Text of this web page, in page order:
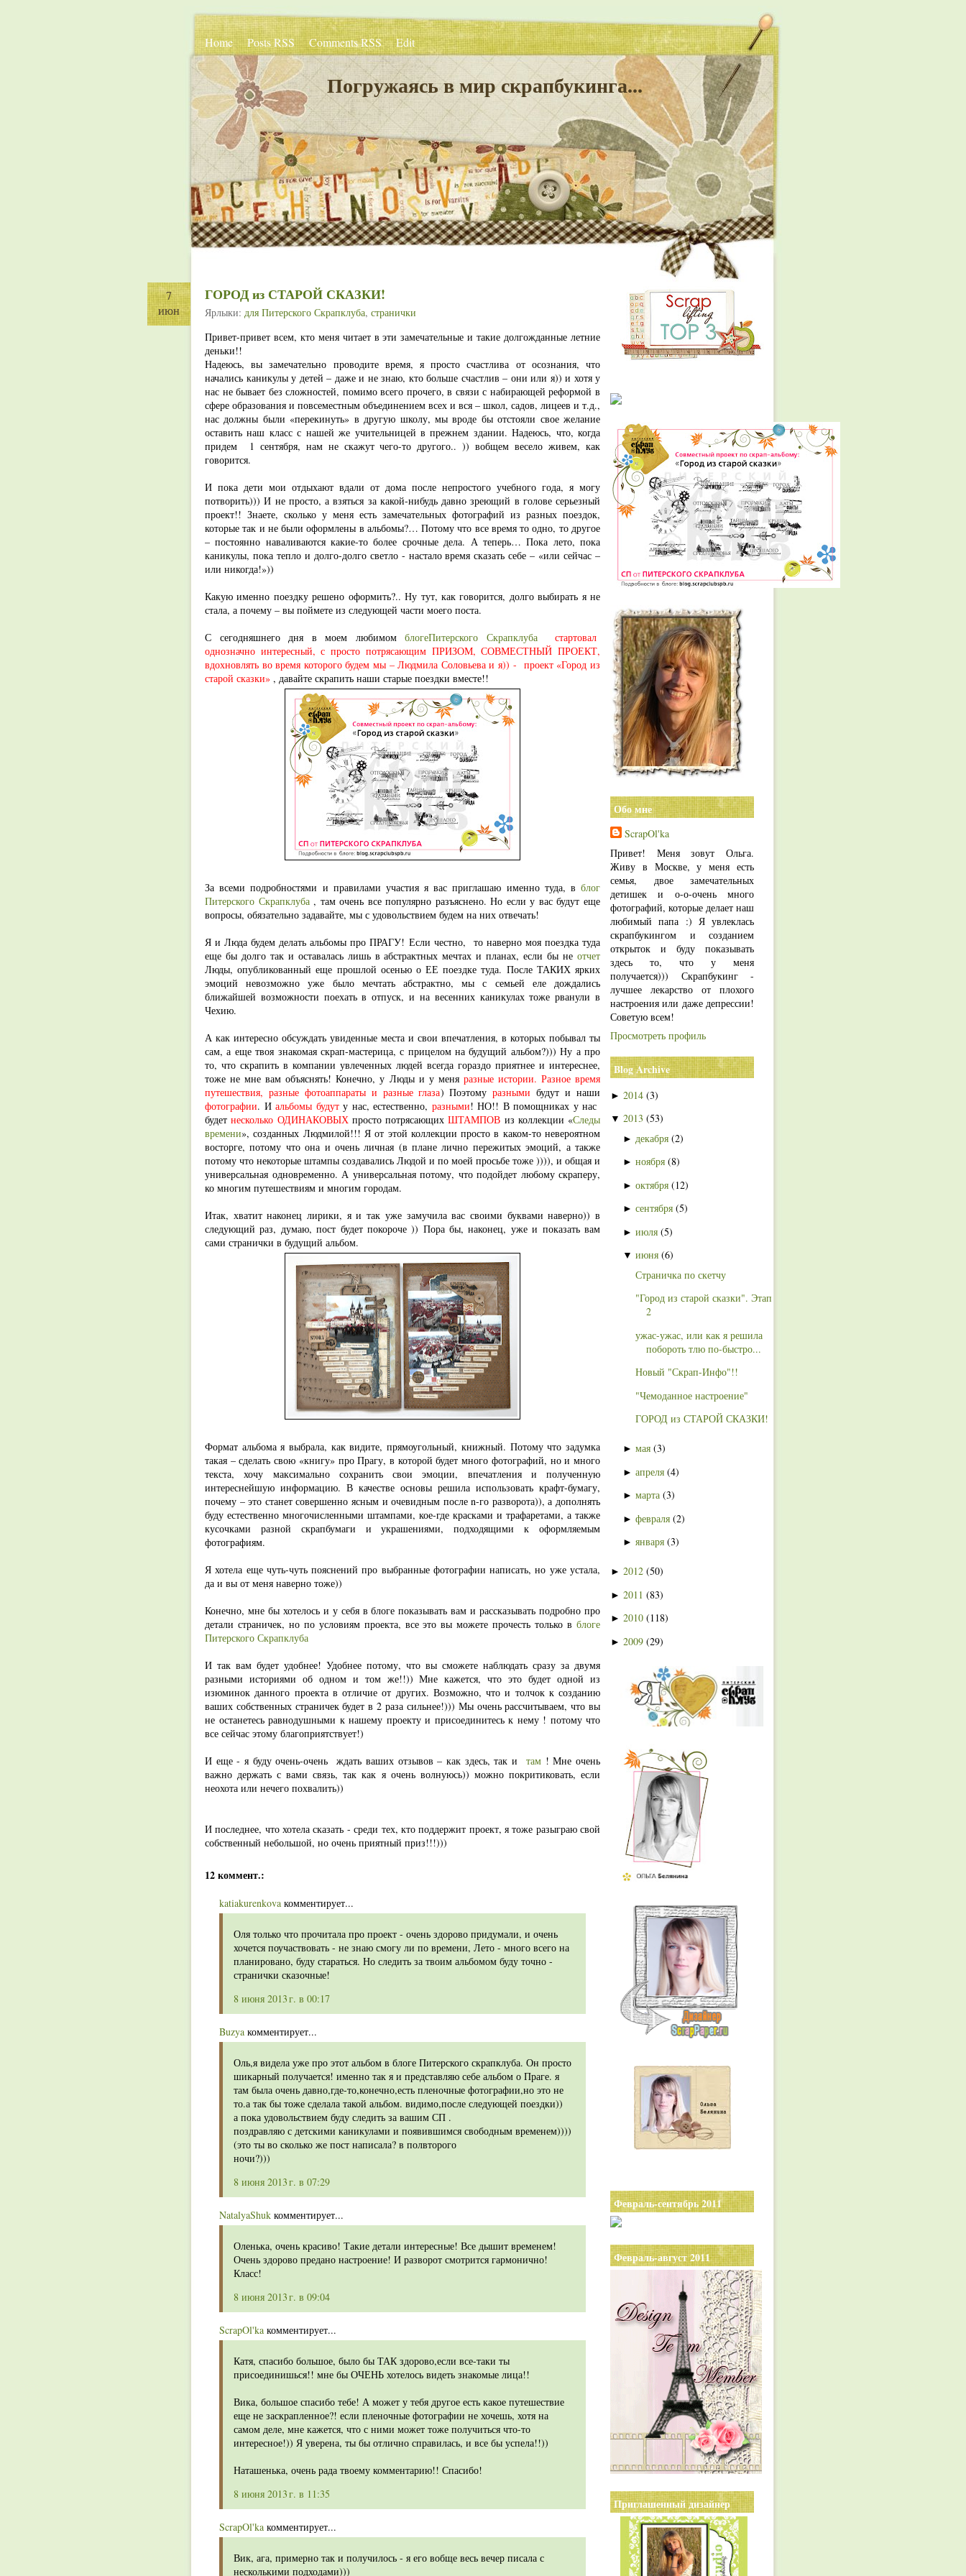
Home Posts RSS Comments RSS Edit
Погружаясь в мир скрапбукинга...
7
июн
7
июн
ГОРОД из СТАРОЙ СКАЗКИ!
Ярлыки: для Питерского Скрапклуба, странички
Привет-привет всем, кто меня читает в эти замечательные и такие долгожданные летние
деньки!!
Надеюсь, вы замечательно проводите время, я просто счастлива от осознания, что
начались каникулы у детей – даже и не знаю, кто больше счастлив – они или я)) и хотя у
нас не бывает без сложностей, помимо всего прочего, в связи с набирающей реформой в
сфере образования и повсеместным объединением всех и вся – школ, садов, лицеев и т.д.,
нас должны были «перекинуть» в другую школу, мы вроде бы отстояли свое желание
оставить наш класс с нашей же учительницей в прежнем здании. Надеюсь, что, когда
придем 1 сентября, нам не скажут чего-то другого.. )) вобщем весело живем, как
говорится.
И пока дети мои отдыхают вдали от дома после непростого учебного года, я могу
потворить))) И не просто, а взяться за какой-нибудь давно зреющий в голове серьезный
проект!! Знаете, сколько у меня есть замечательных фотографий из разных поездок,
которые так и не были оформлены в альбомы?… Потому что все время то одно, то другое
– постоянно наваливаются какие-то более срочные дела. А теперь… Пока лето, пока
каникулы, пока тепло и долго-долго светло - настало время сказать себе – «или сейчас –
или никогда!»))
Какую именно поездку решено оформить?.. Ну тут, как говорится, долго выбирать я не
стала, а почему – вы поймете из следующей части моего поста.
С сегодняшнего дня в моем любимомблогеПитерского Скрапклубастартовал
однозначно интересный, с просто потрясающим ПРИЗОМ, СОВМЕСТНЫЙ ПРОЕКТ,
вдохновлять во время которого будем мы – Людмила Соловьева и я)) - проект «Город из
старой сказки» , давайте скрапить наши старые поездки вместе!!
За всеми подробностями и правилами участия я вас приглашаю именно туда, в блог
Питерского Скрапклуба, там очень все популярно разъяснено. Но если у вас будут еще
вопросы, обязательно задавайте, мы с удовольствием будем на них отвечать!
Я и Люда будем делать альбомы про ПРАГУ! Если честно, то наверно моя поездка туда
еще бы долго так и оставалась лишь в абстрактных мечтах и планах, если бы не отчет
Люды, опубликованный еще прошлой осенью о ЕЕ поездке туда. После ТАКИХ ярких
эмоций невозможно уже было мечтать абстрактно, мы с семьей еле дождались
ближайшей возможности поехать в отпуск, и на весенних каникулах тоже рванули в
Чехию.
А как интересно обсуждать увиденные места и свои впечатления, в которых побывал ты
сам, а еще твоя знакомая скрап-мастерица, с прицелом на будущий альбом?))) Ну а про
то, что скрапить в компании увлеченных людей всегда гораздо приятнее и интереснее,
тоже не мне вам объяснять! Конечно, у Люды и у меня разные истории. Разное время
путешествия, разные фотоаппараты и разные глаза) Поэтомуразными будут и наши
фотографии. И альбомы будут у нас, естественно, разными! НО!! В помощниках у нас
будетнесколько ОДИНАКОВЫХ просто потрясающихШТАМПОВ из коллекции «Следы
времени», созданных Людмилой!!! Я от этой коллекции просто в каком-то невероятном
восторге, потому что она и очень личная (в плане лично пережитых эмоций, а также
потому что некоторые штампы создавались Людой и по моей просьбе тоже )))), и общая и
универсальная одновременно. А универсальная потому, что подойдет любому скраперу,
ко многим путешествиям и многим городам.
Итак, хватит наконец лирики, я и так уже замучила вас своими буквами наверно)) в
следующий раз, думаю, пост будет покороче )) Пора бы, наконец, уже и показать вам
сами странички в будущий альбом.
Формат альбома я выбрала, как видите, прямоугольный, книжный. Потому что задумка
такая – сделать свою «книгу» про Прагу, в которой будет много фотографий, но и много
текста, хочу максимально сохранить свои эмоции, впечатления и полученную
интереснейшую информацию. В качестве основы решила использовать крафт-бумагу,
почему – это станет совершенно ясным и очевидным послеn-го разворота)), а дополнять
буду естественно многочисленными штампами, кое-где красками и трафаретами, а также
кусочками разной скрапбумаги и украшениями, подходящими к оформляемым
фотографиям.
Я хотела еще чуть-чуть пояснений про выбранные фотографии написать, но уже устала,
да и вы от меня наверно тоже))
Конечно, мне бы хотелось и у себя в блоге показывать вам и рассказывать подробно про
детали страничек, но по условиям проекта, все это вы можете прочесть только в блоге
Питерского Скрапклуба
И так вам будет удобнее! Удобнее потому, что вы сможете наблюдать сразу за двумя
разными историями об одном и том же!!)) Мне кажется, что это будет одной из
изюминок данного проекта в отличие от других. Возможно, что и толчок к созданию
ваших собственных страничек будет в 2 раза сильнее!))) Мы очень рассчитываем, что вы
не останетесь равнодушными к нашему проекту и присоединитесь к нему ! потому что
все сейчас этому благоприятствует!)
И еще - я буду очень-очень ждать ваших отзывов – как здесь, так итам ! Мне очень
важно держать с вами связь, так как я очень волнуюсь)) можно покритиковать, если
неохота или нечего похвалить))
И последнее, что хотела сказать - среди тех, кто поддержит проект, я тоже разыграю свой
собственный небольшой, но очень приятный приз!!!)))
12 коммент.:
katiakurenkova комментирует...
Оля только что прочитала про проект - очень здорово придумали, и очень
хочется поучаствовать - не знаю смогу ли по времени, Лето - много всего на
планировано, буду стараться. Но следить за твоим альбомом буду точно -
странички сказочные!
8 июня 2013 г. в 00:17
Buzya комментирует...
Оль,я видела уже про этот альбом в блоге Питерского скрапклуба. Он просто
шикарный получается! именно так я и представляю себе альбом о Праге. я
там была очень давно,где-то,конечно,есть пленочные фотографии,но это не
то.а так бы тоже сделала такой альбом. видимо,после следующей поездки))
а пока удовольствием буду следить за вашим СП .
поздравляю с детскими каникулами и появившимся свободным временем))))
(это ты во сколько же пост написала? в полвторого
ночи?)))
8 июня 2013 г. в 07:29
NatalyaShuk комментирует...
Оленька, очень красиво! Такие детали интересные! Все дышит временем!
Очень здорово предано настроение! И разворот смотрится гармонично!
Класс!
8 июня 2013 г. в 09:04
ScrapOl'ka комментирует...
Катя, спасибо большое, было бы ТАК здорово,если все-таки ты
присоединишься!! мне бы ОЧЕНЬ хотелось видеть знакомые лица!!
Вика, большое спасибо тебе! А может у тебя другое есть какое путешествие
еще не заскрапленное?! если пленочные фотографии не хочешь, хотя на
самом деле, мне кажется, что с ними может тоже получиться что-то
интересное!)) Я уверена, ты бы отлично справилась, и все бы успела!!))
Наташенька, очень рада твоему комментарию!! Спасибо!
8 июня 2013 г. в 11:35
ScrapOl'ka комментирует...
Вик, ага, примерно так и получилось - я его вобще весь вечер писала с
несколькими подходами)))
Обо мне
ScrapOl'ka
Привет! Меня зовут Ольга.
Живу в Москве, у меня есть
семья, двое замечательных
детишек и о-о-очень много
фотографий, которые делает наш
любимый папа :) Я увлеклась
скрапбукингом и созданием
открыток и буду показывать
здесь то, что у меня
получается))) Скрапбукинг -
лучшее лекарство от плохого
настроения или даже депрессии!
Советую всем!
Просмотреть профиль
Blog Archive
► 2014 (3)
▼ 2013 (53)
► декабря (2)
► ноября (8)
► октября (12)
► сентября (5)
► июля (5)
▼ июня (6)
Страничка по скетчу
"Город из старой сказки". Этап
2
ужас-ужас, или как я решила
побороть тлю по-быстро...
Новый "Скрап-Инфо"!!
"Чемоданное настроение"
ГОРОД из СТАРОЙ СКАЗКИ!
► мая (3)
► апреля (4)
► марта (3)
► февраля (2)
► января (3)
► 2012 (50)
► 2011 (83)
► 2010 (118)
► 2009 (29)
Февраль-сентябрь 2011
Февраль-август 2011
Приглашенный дизайнер